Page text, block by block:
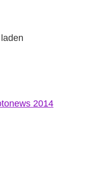
2014